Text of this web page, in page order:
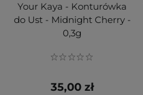
Your Kaya - Konturówka
do Ust - Midnight Cherry -
0,3g
35,00 zł